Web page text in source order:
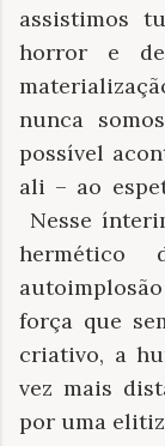
assistimos
horror e
nunca
possível
ali – ao
Nesse
hermético
força que
criativo, a
vez mais
por uma